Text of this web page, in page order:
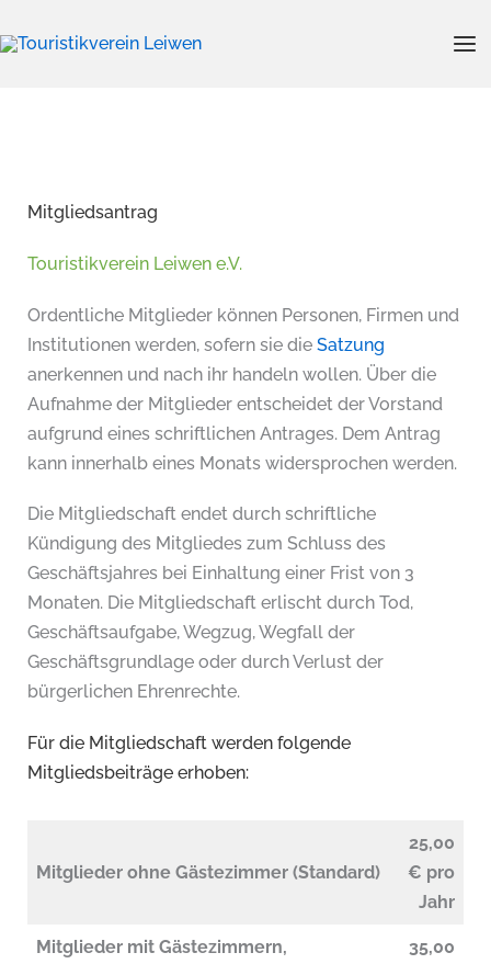
Inhalt
Mitgliedsantrag
Touristikverein Leiwen e.V.
Ordentliche Mitglieder können Personen, Firmen und
Institutionen werden, sofern sie die Satzung
anerkennen und nach ihr handeln wollen. Über die
Aufnahme der Mitglieder entscheidet der Vorstand
aufgrund eines schriftlichen Antrages. Dem Antrag
kann innerhalb eines Monats widersprochen werden.
Die Mitgliedschaft endet durch schriftliche
Kündigung des Mitgliedes zum Schluss des
Geschäftsjahres bei Einhaltung einer Frist von 3
Monaten. Die Mitgliedschaft erlischt durch Tod,
Geschäftsaufgabe, Wegzug, Wegfall der
Geschäftsgrundlage oder durch Verlust der
bürgerlichen Ehrenrechte.
Für die Mitgliedschaft werden folgende
Mitgliedsbeiträge erhoben:
Mitglieder ohne Gästezimmer (Standard)
25,00
€ pro
Jahr
Mitglieder mit Gästezimmern,
35,00